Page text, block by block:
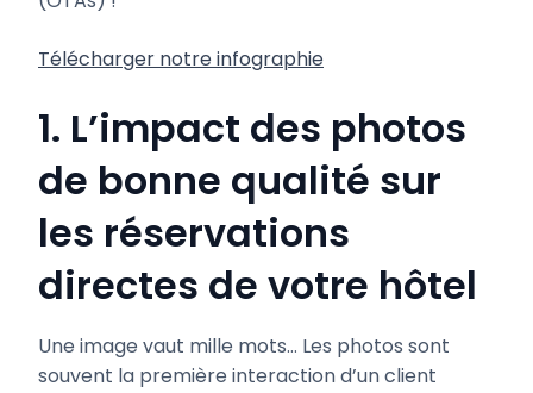
Télécharger notre infographie
1. L’impact des photos
de bonne qualité sur
les réservations
directes de votre hôtel
Une image vaut mille mots… Les photos sont
souvent la première interaction d’un client